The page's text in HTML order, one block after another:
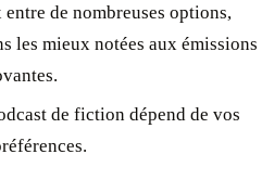
de nombreuses options,
les mieux notées aux émissions
de fiction dépend de vos